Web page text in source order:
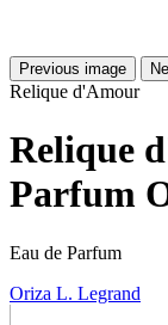
Previous image
Relique d'Amour
Relique
Parfum
Eau de Parfum
Oriza L. Legrand